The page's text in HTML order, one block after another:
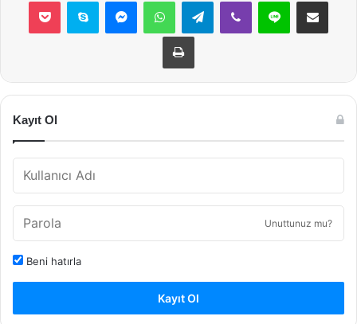
Yazdır
Kayıt Ol
Unuttunuz mu?
Beni hatırla
Kayıt Ol